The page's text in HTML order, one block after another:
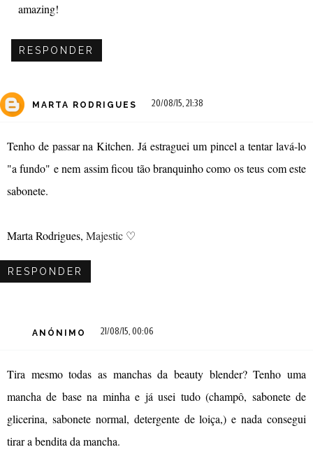
amazing!
RESPONDER
MARTA RODRIGUES 20/08/15, 21:38
Tenho de passar na Kitchen. Já estraguei um pincel a tentar lavá-lo
"a fundo" e nem assim ficou tão branquinho como os teus com este
sabonete.
Marta Rodrigues, Majestic ♡
RESPONDER
ANÓNIMO 21/08/15, 00:06
Tira mesmo todas as manchas da beauty blender? Tenho uma
mancha de base na minha e já usei tudo (champô, sabonete de
glicerina, sabonete normal, detergente de loiça,) e nada consegui
tirar a bendita da mancha.